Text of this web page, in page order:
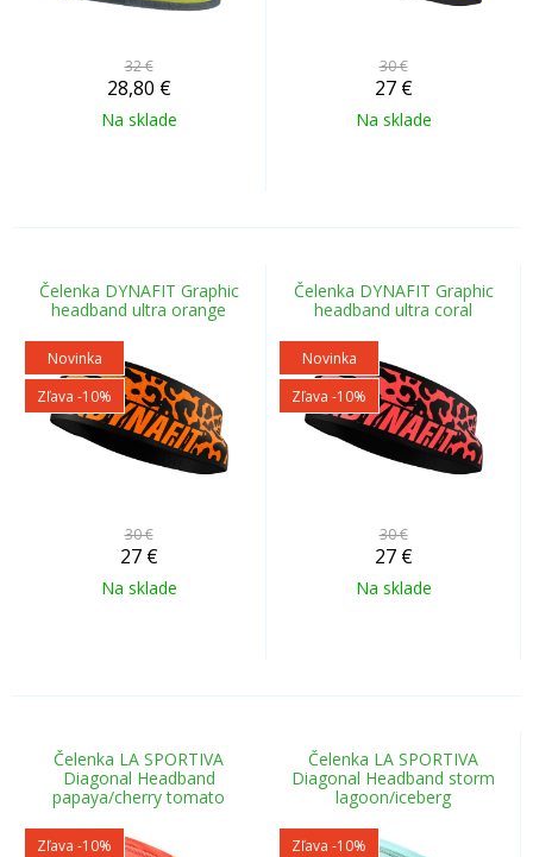
32 €
28,80 €
Na sklade
30 €
27 €
Na sklade
Čelenka DYNAFIT Graphic
headband ultra orange
Novinka
Zľava -10%
30 €
27 €
Na sklade
Čelenka DYNAFIT Graphic
headband ultra coral
Novinka
Zľava -10%
30 €
27 €
Na sklade
Čelenka LA SPORTIVA
Diagonal Headband
papaya/cherry tomato
Zľava -10%
Čelenka LA SPORTIVA
Diagonal Headband storm
lagoon/iceberg
Zľava -10%